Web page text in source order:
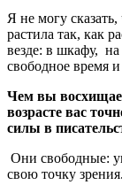
Я не могу
растила так, как
везде: в шкафу, на
свободное время
Чем вы
возрасте вас
силы в
Они свободные:
свою точку